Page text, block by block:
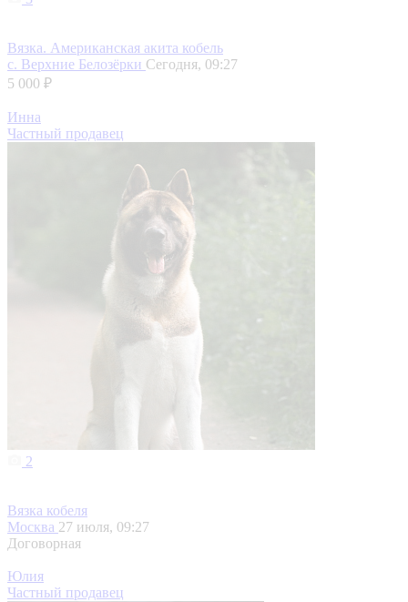
Вязка. Американская акита кобель
с. Верхние Белозёрки Сегодня, 09:27
5 000 ₽
Инна
Частный продавец
2
Вязка кобеля
Москва 27 июля, 09:27
Договорная
Юлия
Частный продавец